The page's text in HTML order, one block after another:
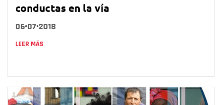
conductas en la vía
06•07•2018
LEER MÁS